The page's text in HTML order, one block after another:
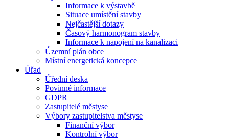
Informace k výstavbě
Situace umístění stavby
Nejčastější dotazy
Časový harmonogram stavby
Informace k napojení na kanalizaci
Územní plán obce
Místní energetická koncepce
Úřad
Úřední deska
Povinné informace
GDPR
Zastupitelé městyse
Výbory zastupitelstva městyse
Finanční výbor
Kontrolní výbor